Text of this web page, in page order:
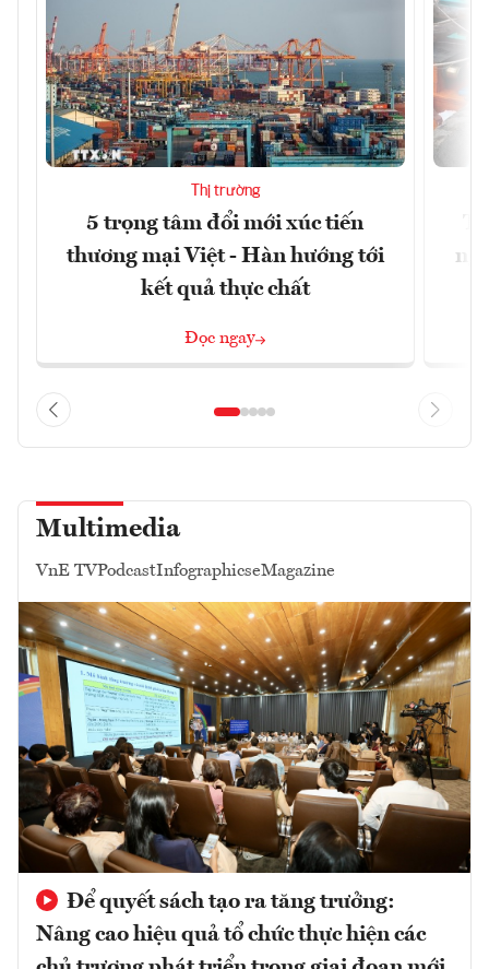
Thị trường
5 trọng tâm đổi mới xúc tiến
thương mại Việt - Hàn hướng tới
kết quả thực chất
Đọc ngay
Multimedia
VnE TVPodcastInfographicseMagazine
Để quyết sách tạo ra tăng trưởng:
Nâng cao hiệu quả tổ chức thực hiện các